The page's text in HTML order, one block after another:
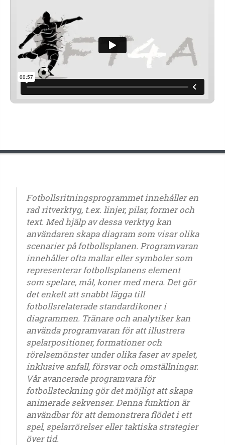
Fotbollsritningsprogrammet innehåller en
rad ritverktyg, t.ex. linjer, pilar, former och
text. Med hjälp av dessa verktyg kan
användaren skapa diagram som visar olika
scenarier på fotbollsplanen. Programvaran
innehåller ofta mallar eller symboler som
representerar fotbollsplanens element
som spelare, mål, koner med mera. Det gör
det enkelt att snabbt lägga till
fotbollsrelaterade standardikoner i
diagrammen. Tränare och analytiker kan
använda programvaran för att illustrera
spelarpositioner, formationer och
rörelsemönster under olika faser av spelet,
inklusive anfall, försvar och omställningar.
Vår avancerade programvara för
fotbollsteckning gör det möjligt att skapa
animerade sekvenser. Denna funktion är
användbar för att demonstrera flödet i ett
spel, spelarrörelser eller taktiska strategier
över tid.